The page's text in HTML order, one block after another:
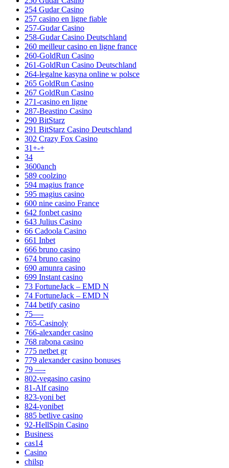
254 Gudar Casino
257 casino en ligne fiable
257-Gudar Casino
258-Gudar Casino Deutschland
260 meilleur casino en ligne france
260-GoldRun Casino
261-GoldRun Casino Deutschland
264-legalne kasyna online w polsce
265 GoldRun Casino
267 GoldRun Casino
271-casino en ligne
287-Beastino Casino
290 BitStarz
291 BitStarz Casino Deutschland
302 Crazy Fox Casino
31+-+
34
3600anch
589 coolzino
594 magius france
595 magius casino
600 nine casino France
642 fonbet casino
643 Julius Casino
66 Cadoola Casino
661 Inbet
666 bruno casino
674 bruno casino
690 amunra casino
699 Instant casino
73 FortuneJack – EMD N
74 FortuneJack – EMD N
744 betify casino
75—-
765-Casinoly
766-alexander casino
768 rabona casino
775 netbet gr
779 alexander casino bonuses
79 —-
802-vegasino casino
81-Alf casino
823-yoni bet
824-yonibet
885 betlive casino
92-HellSpin Casino
Business
cas14
Casino
chilsp